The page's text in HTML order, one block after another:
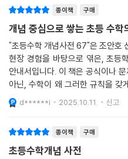
종이책 구매
개념 중심으로 쌓는 초등 수학
"초등수학 개념사전 67"은 조안호
현장 경험을 바탕으로 엮은, 초등
안내서입니다. 이 책은 공식이나
아닌, 수학이 왜 그러한 규칙을 갖
심으로 풀어냄으로써 ‘수학의 언
다. 책은 총 576쪽 분량으로, 연산
d******i 2025.10.11. 신고
종이책 구매
초등수학개념 사전